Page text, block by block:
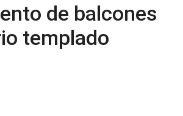
de balcones
templado